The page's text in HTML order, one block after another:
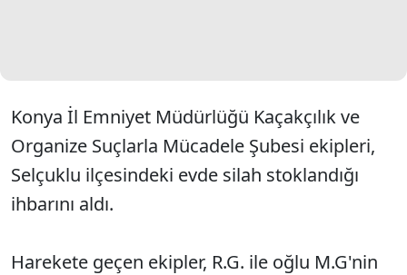
Konya İl Emniyet Müdürlüğü Kaçakçılık ve
Organize Suçlarla Mücadele Şubesi ekipleri,
Selçuklu ilçesindeki evde silah stoklandığı
ihbarını aldı.
Harekete geçen ekipler, R.G. ile oğlu M.G'nin